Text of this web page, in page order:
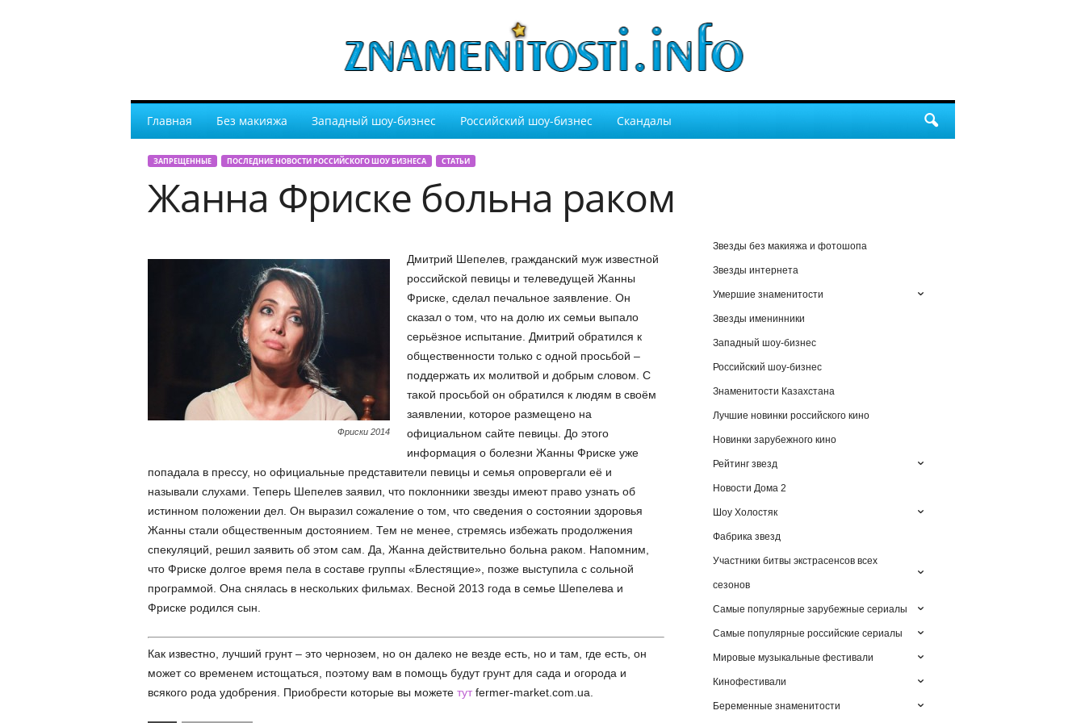
Главная Без макияжа Западный шоу-бизнес Российский шоу-бизнес Скандалы
ЗАПРЕЩЕННЫЕ ПОСЛЕДНИЕ НОВОСТИ РОССИЙСКОГО ШОУ БИЗНЕСА СТАТЬИ
Жанна Фриске больна раком
Фриски 2014
Дмитрий Шепелев, гражданский муж известной
российской певицы и телеведущей Жанны
Фриске, сделал печальное заявление. Он
сказал о том, что на долю их семьи выпало
серьёзное испытание. Дмитрий обратился к
общественности только с одной просьбой –
поддержать их молитвой и добрым словом. С
такой просьбой он обратился к людям в своём
заявлении, которое размещено на
официальном сайте певицы. До этого
информация о болезни Жанны Фриске уже
попадала в прессу, но официальные представители певицы и семья опровергали её и
называли слухами. Теперь Шепелев заявил, что поклонники звезды имеют право узнать об
истинном положении дел. Он выразил сожаление о том, что сведения о состоянии здоровья
Жанны стали общественным достоянием. Тем не менее, стремясь избежать продолжения
спекуляций, решил заявить об этом сам. Да, Жанна действительно больна раком. Напомним,
что Фриске долгое время пела в составе группы «Блестящие», позже выступила с сольной
программой. Она снялась в нескольких фильмах. Весной 2013 года в семье Шепелева и
Фриске родился сын.
Как известно, лучший грунт – это чернозем, но он далеко не везде есть, но и там, где есть, он
может со временем истощаться, поэтому вам в помощь будут грунт для сада и огорода и
всякого рода удобрения. Приобрести которые вы можете тутfermer-market.com.ua.
Звезды без макияжа и фотошопа
Звезды интернета
Умершие знаменитости
Звезды именинники
Западный шоу-бизнес
Российский шоу-бизнес
Знаменитости Казахстана
Лучшие новинки российского кино
Новинки зарубежного кино
Рейтинг звезд
Новости Дома 2
Шоу Холостяк
Фабрика звезд
Участники битвы экстрасенсов всех
сезонов
Самые популярные зарубежные сериалы
Самые популярные российские сериалы
Мировые музыкальные фестивали
Кинофестивали
Беременные знаменитости